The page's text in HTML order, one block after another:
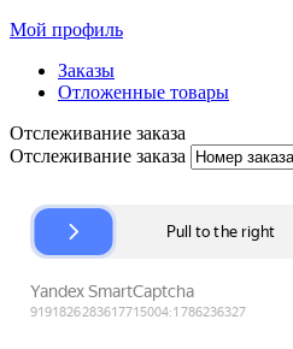
Мой профиль
Заказы
Отложенные товары
Отслеживание заказа
Отслеживание заказа